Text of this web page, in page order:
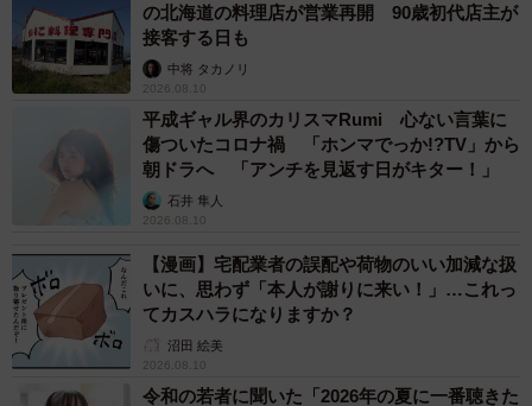
の北海道の料理店が営業再開 90歳初代店主が
接客する日も
中将 タカノリ
2026.08.10
平成ギャル界のカリスマRumi 心ない言葉に
傷ついたコロナ禍 「ホンマでっか!?TV」から
朝ドラへ 「アンチを見返す日がキター！」
石井 隼人
2026.08.10
【漫画】宅配業者の誤配や荷物のいい加減な扱
いに、思わず「本人が謝りに来い！」…これっ
てカスハラになりますか？
沼田 絵美
2026.08.10
令和の若者に聞いた「2026年の夏に一番聴きた